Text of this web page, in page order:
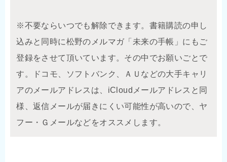
※不要ならいつでも解除できます。書籍購読の申し
込みと同時に松野のメルマガ「未来の手帳」にもご
登録をさせて頂いています。その中でお願いごとで
す。ドコモ、ソフトバンク、ＡＵなどの大手キャリ
アのメールアドレスは、iCloudメールアドレスと同
様、返信メールが届きにくい可能性が高いので、ヤ
フー・Ｇメールなどをオススメします。